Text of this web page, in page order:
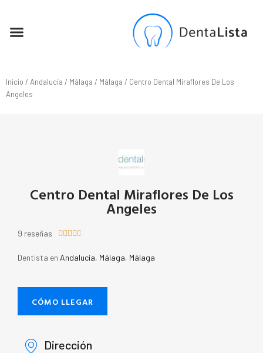
Inicio / Andalucía / Málaga / Málaga / Centro Dental Miraflores De Los
Angeles
Centro Dental Miraflores De Los
Angeles
9 reseñas     
Dentista en Andalucía, Málaga, Málaga
CÓMO LLEGAR
Dirección